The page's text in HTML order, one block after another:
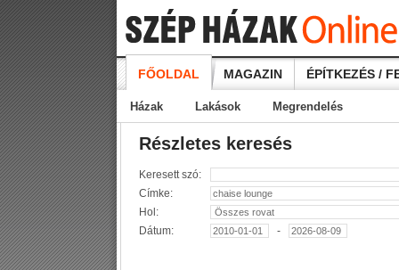
FŐOLDAL MAGAZIN ÉPÍTKEZÉS /
Házak Lakások Megrendelés
Részletes keresés
Keresett szó:
Címke:
Hol:
Dátum:
-